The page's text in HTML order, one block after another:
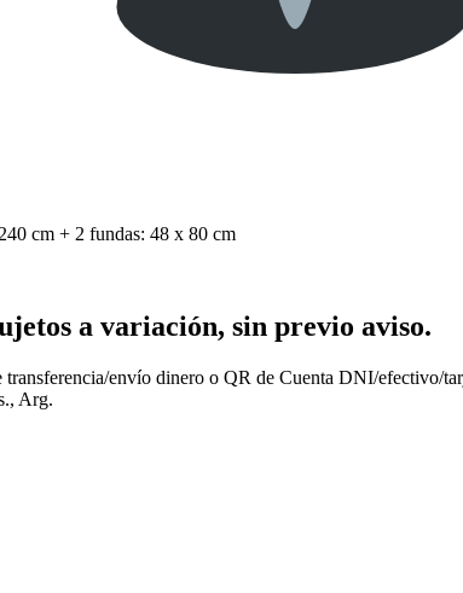
cm + 2 fundas: 48 x 80 cm
a variación, sin previo aviso.
transferencia/envío dinero o QR de Cuenta DNI/efectivo/
Arg.